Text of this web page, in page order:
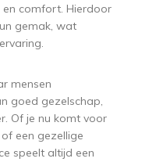
en comfort. Hierdoor
gemak, wat
mensen
goed gezelschap,
Of je nu komt voor
een gezellige
speelt altijd een